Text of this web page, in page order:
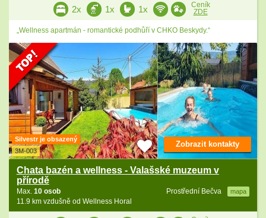
2x 1x 1x
Ceník
ZDE
„Wellness apartmán - romantické podhůří v CHKO Beskydy.“
Silvestr je obsazený
3M-003
Chata bazén a wellness - Valašské muzeum v
přírodě
Prostřední Bečva mapa
Max. 10 osob
11.9 km vzdušně od Wellness Horal
Zobrazit kontakty